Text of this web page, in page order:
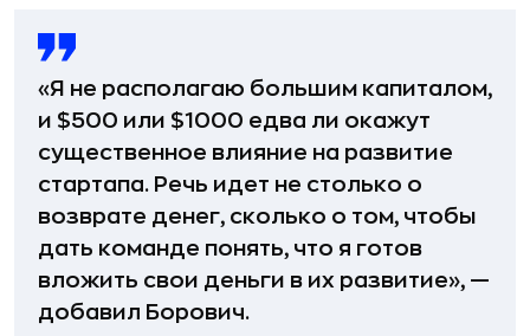
«Я не располагаю большим капиталом,
и $500 или $1000 едва ли окажут
существенное влияние на развитие
стартапа. Речь идет не столько о
возврате денег, сколько о том, чтобы
дать команде понять, что я готов
вложить свои деньги в их развитие», —
добавил Борович.